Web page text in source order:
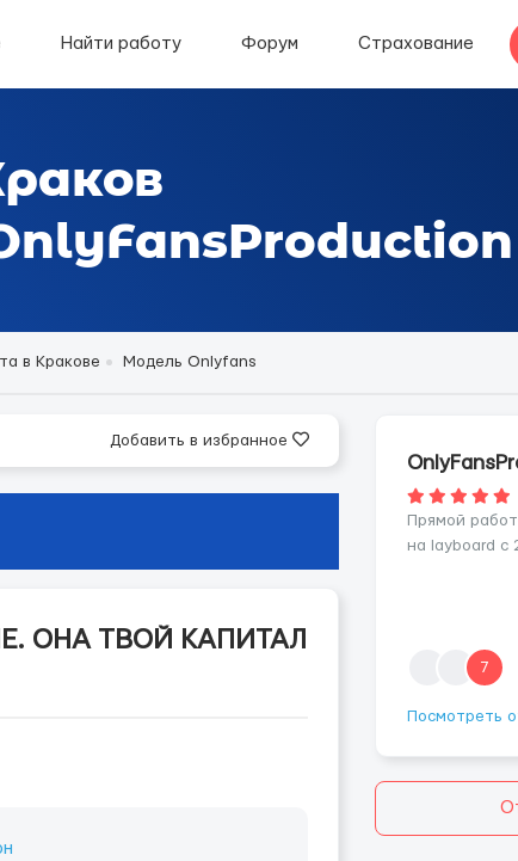
Найти работу Форум Страхование
в Кракове Модель Onlyfans
Добавить в избранное
ОНА ТВОЙ КАПИТАЛ
Прямой
на layboard с
7
Посмотреть